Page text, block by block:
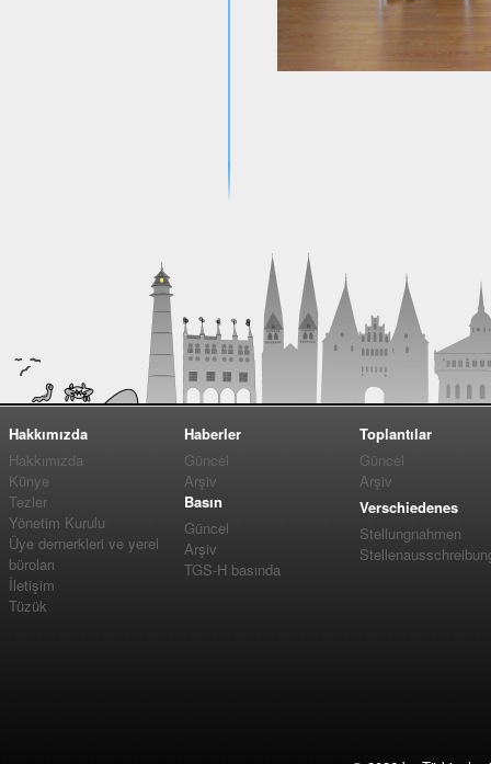
Hakkımızda
Hakkımızda
Künye
Tezler
Yönetim Kurulu
Üye dernerkleri ve yerel
büroları
İletişim
Tüzük
Haberler
Güncel
Arşiv
Basın
Güncel
Arşiv
TGS-H basında
Toplantılar
Güncel
Arşiv
Verschiedenes
Stellungnahmen